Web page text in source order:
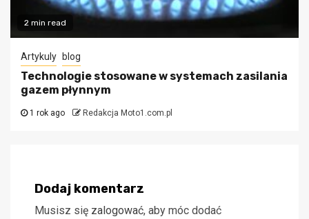
2 min read
Artykuly blog
Technologie stosowane w systemach zasilania
gazem płynnym
1 rok ago Redakcja Moto1.com.pl
Dodaj komentarz
Musisz się zalogować, aby móc dodać